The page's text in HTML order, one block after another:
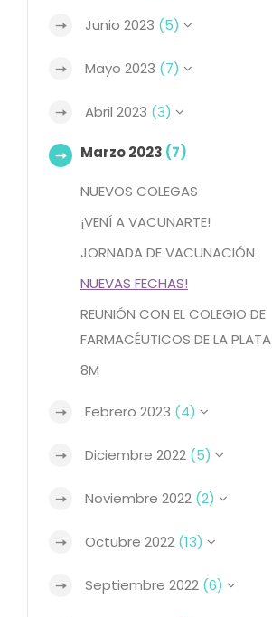
Junio 2023 (5)
Mayo 2023 (7)
Abril 2023 (3)
Marzo 2023 (7)
NUEVOS COLEGAS
¡VENÍ A VACUNARTE!
JORNADA DE VACUNACIÓN
NUEVAS FECHAS!
REUNIÓN CON EL COLEGIO DE
FARMACÉUTICOS DE LA PLATA
8M
Febrero 2023 (4)
Diciembre 2022 (5)
Noviembre 2022 (2)
Octubre 2022 (13)
Septiembre 2022 (6)